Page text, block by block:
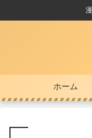
ホーム